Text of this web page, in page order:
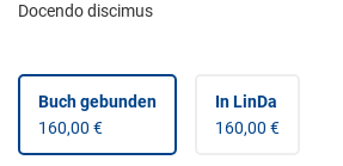
Docendo discimus
Buch gebunden
160,00 €
In LinDa
160,00 €